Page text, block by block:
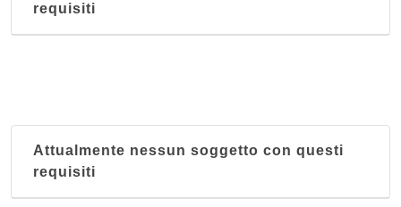
requisiti
Attualmente nessun soggetto con questi
requisiti